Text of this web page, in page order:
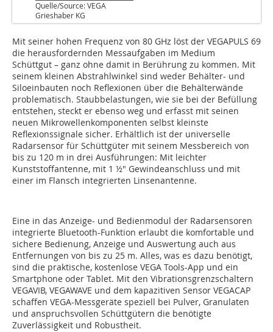
Quelle/Source: VEGA
Grieshaber KG
M‌it seiner hohen Frequenz von 80 GHz löst der ­VEGAPULS 69
die herausfordernden Messaufgaben im Medium
Schüttgut – ganz ohne damit in Berührung zu kommen. Mit
seinem kleinen Abstrahlwinkel sind weder Behälter- und
Siloeinbauten noch Reflexionen über die Behälterwände
problematisch. Staubbelastungen, wie sie bei der Befüllung
entstehen, steckt er ebenso weg und erfasst mit seinen
neuen Mikrowellenkomponenten selbst kleinste
Reflexionssignale sicher. Erhältlich ist der universelle
Radarsensor für Schüttgüter mit seinem Messbereich von
bis zu 120 m in drei Ausführungen: Mit leichter
Kunststoffantenne, mit 1 ½" Gewindeanschluss und mit
einer im Flansch integrierten Linsenantenne.
Eine in das Anzeige- und Bedienmodul der Radarsensoren
integrierte Bluetooth-Funktion erlaubt die komfortable und
sichere Bedienung, Anzeige und Auswertung auch aus
Entfernungen von bis zu 25 m. Alles, was es dazu benötigt,
sind die praktische, kostenlose VEGA Tools-App und ein
Smartphone oder Tablet. Mit den Vibrationsgrenzschaltern
VEGAVIB, ­VEGAWAVE und dem kapazitiven Sensor VEGACAP
schaffen VEGA-Messgeräte speziell bei Pulver, Granulaten
und anspruchsvollen Schüttgütern die benötigte
Zuverlässigkeit und Robustheit.